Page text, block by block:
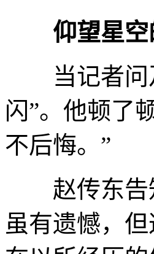
仰望星
当记者问及
闪”。他顿了
不后悔。”
赵传东告知
虽有遗憾，